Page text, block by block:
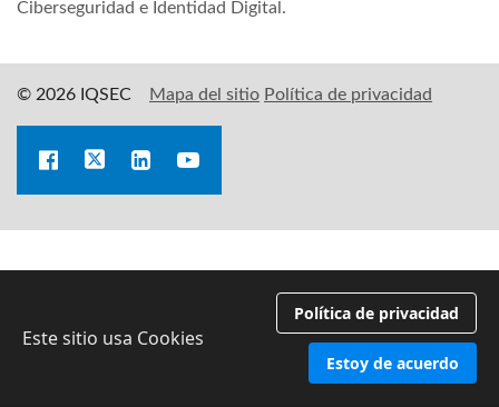
Ciberseguridad e Identidad Digital.
© 2026 IQSEC Mapa del sitio Política de privacidad
Este sitio usa Cookies
Política de privacidad
Estoy de acuerdo